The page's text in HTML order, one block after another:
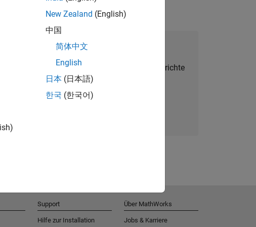
Talent Network beitreten
Erhalten Sie personalisierte Stellenangebote, Berichte
und Unternehmensneuigkeiten.
New Zealand (English)
中国
简体中文
English
日本 (日本語)
한국 (한국어)
Support
Hilfe zur Installation
Über MathWorks
Jobs & Karriere